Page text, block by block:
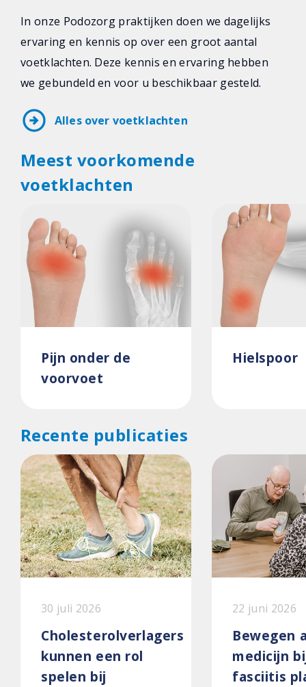
In onze Podozorg praktijken doen we dagelijks
ervaring en kennis op over een groot aantal
voetklachten. Deze kennis en ervaring hebben
we gebundeld en voor u beschikbaar gesteld.
arrow_circle_right Alles over voetklachten
Meest voorkomende
voetklachten
Pijn onder de
voorvoet
Hielspoor
Recente publicaties
30 juli 2026
Cholesterolverlagers
kunnen een rol
spelen bij
22 juni 2026
Bewegen
medicijn
fasciitis